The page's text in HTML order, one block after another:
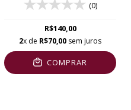
(0)
R$140,00
2x de R$70,00 sem juros
COMPRAR